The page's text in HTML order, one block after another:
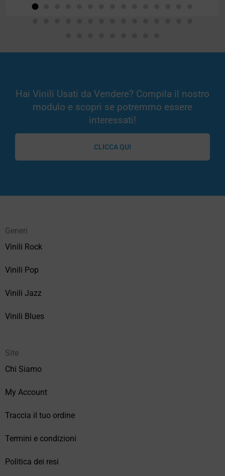
Hai Vinili Usati da Vendere? Compila il nostro
modulo e scopri se potremmo essere
interessati!
CLICCA QUI
Generi
Vinili Rock
Vinili Pop
Vinili Jazz
Vinili Blues
Site
Chi Siamo
My Account
Traccia il tuo ordine
Termini e condizioni
Politica dei resi